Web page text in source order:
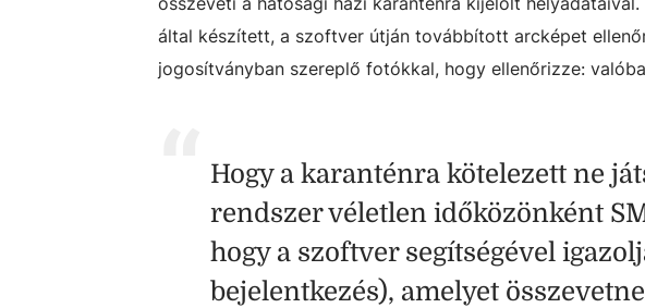
által készített, a szoftver útján továbbított arcképet
jogosítványban szereplő fotókkal, hogy ellenőrizze:
Hogy a karanténra kötelezett ne
rendszer véletlen időközönként
hogy a szoftver segítségével
bejelentkezés), amelyet